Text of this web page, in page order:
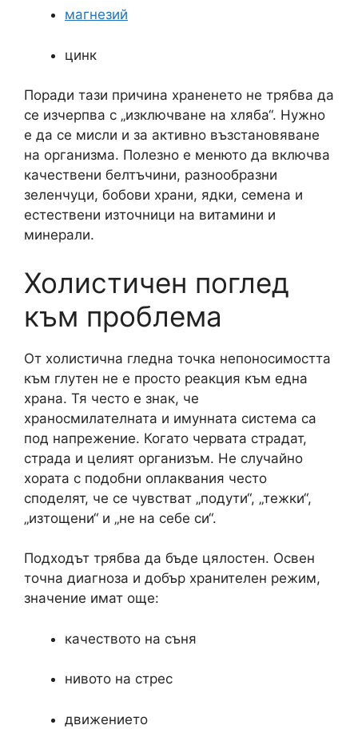
магнезий
цинк
Поради тази причина храненето не трябва да
се изчерпва с „изключване на хляба“. Нужно
е да се мисли и за активно възстановяване
на организма. Полезно е менюто да включва
качествени белтъчини, разнообразни
зеленчуци, бобови храни, ядки, семена и
естествени източници на витамини и
минерали.
Холистичен поглед
към проблема
От холистична гледна точка непоносимостта
към глутен не е просто реакция към една
храна. Тя често е знак, че
храносмилателната и имунната система са
под напрежение. Когато червата страдат,
страда и целият организъм. Не случайно
хората с подобни оплаквания често
споделят, че се чувстват „подути“, „тежки“,
„изтощени“ и „не на себе си“.
Подходът трябва да бъде цялостен. Освен
точна диагноза и добър хранителен режим,
значение имат още:
качеството на съня
нивото на стрес
движението